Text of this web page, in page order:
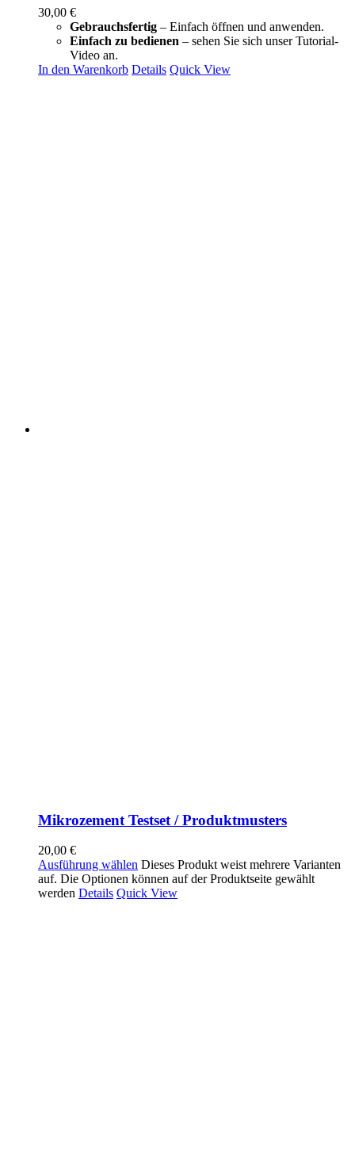
30,00 €
Gebrauchsfertig – Einfach öffnen und anwenden.
Einfach zu bedienen – sehen Sie sich unser Tutorial-
Video an.
In den Warenkorb Details Quick View
Mikrozement Testset / Produktmusters
20,00 €
Ausführung wählen Dieses Produkt weist mehrere Varianten
auf. Die Optionen können auf der Produktseite gewählt
werden Details Quick View